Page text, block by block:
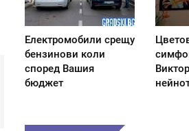
Електромобили срещу
бензинови коли
според Вашия
бюджет